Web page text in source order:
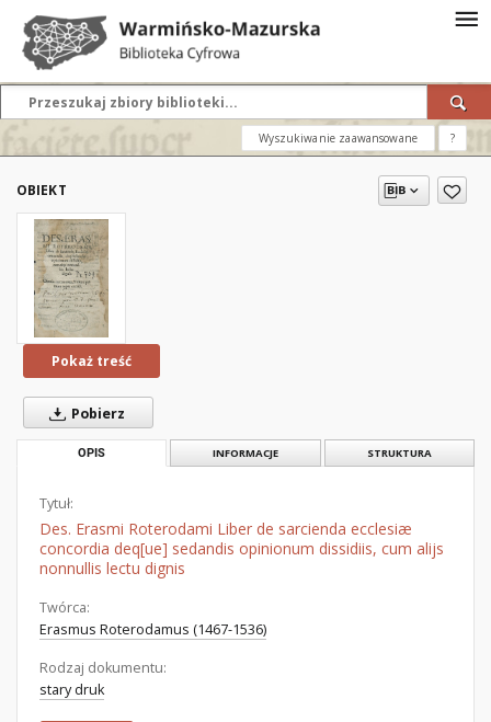
Wyszukiwanie zaawansowane ?
OBIEKT
Pokaż treść
Pobierz
OPIS INFORMACJE STRUKTURA
Tytuł:
Des. Erasmi Roterodami Liber de sarcienda ecclesiæ
concordia deq[ue] sedandis opinionum dissidiis, cum alijs
nonnullis lectu dignis
Twórca:
Erasmus Roterodamus (1467-1536)
Rodzaj dokumentu:
stary druk